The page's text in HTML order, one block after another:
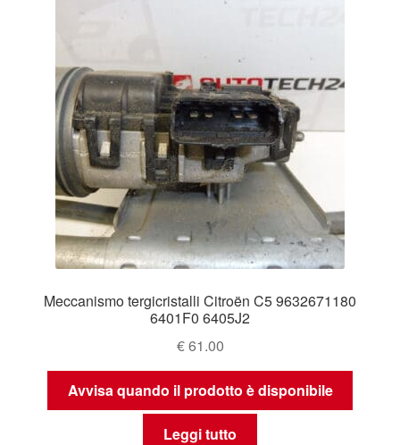
Meccanismo tergicristalli Citroën C5 9632671180
6401F0 6405J2
€61.00
Avvisa quando il prodotto è disponibile
Leggi tutto